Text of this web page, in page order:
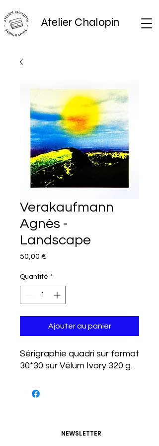
Atelier Chalopin
Verakaufmann
Agnès -
Landscape
50,00 €
Quantité *
Ajouter au panier
Sérigraphie quadri sur format
30*30 sur Vélum Ivory 320 g.
NEWSLETTER